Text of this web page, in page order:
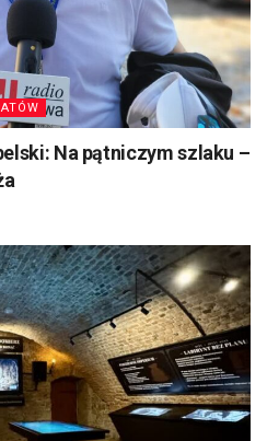
Na pątniczym szlaku –